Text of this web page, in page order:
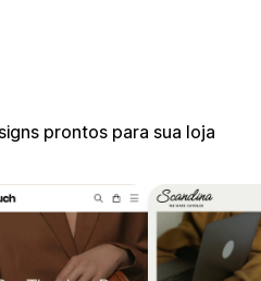
prontos para sua loja